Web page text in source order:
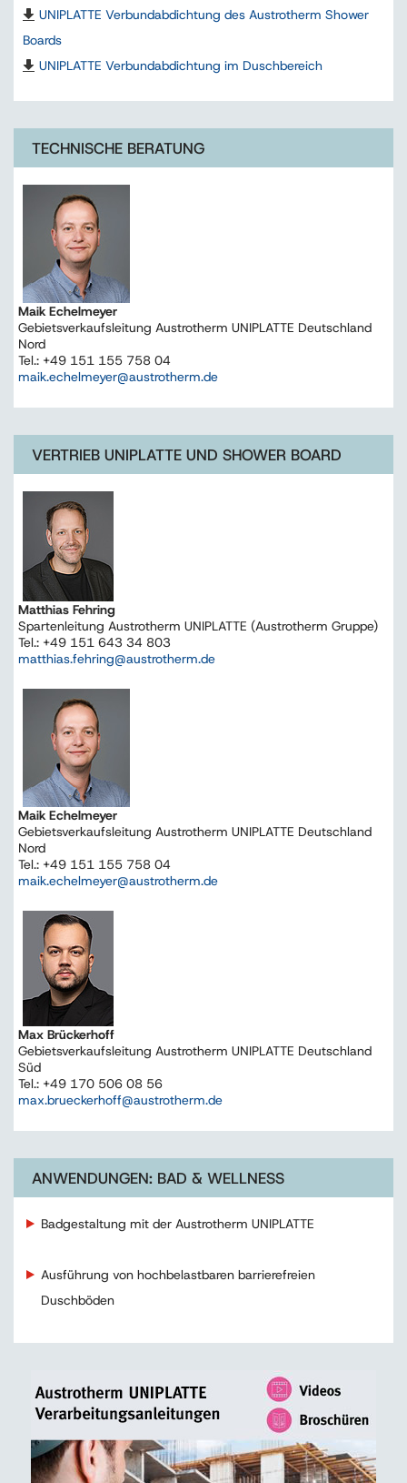
UNIPLATTE Verbundabdichtung des Austrotherm Shower
Boards
UNIPLATTE Verbundabdichtung im Duschbereich
TECHNISCHE BERATUNG
Maik Echelmeyer
Gebietsverkaufsleitung Austrotherm UNIPLATTE Deutschland
Nord
Tel.: +49 151 155 758 04
maik.echelmeyer@austrotherm.de
VERTRIEB UNIPLATTE UND SHOWER BOARD
Matthias Fehring
Spartenleitung Austrotherm UNIPLATTE (Austrotherm Gruppe)
Tel.: +49 151 643 34 803
matthias.fehring@austrotherm.de
Maik Echelmeyer
Gebietsverkaufsleitung Austrotherm UNIPLATTE Deutschland
Nord
Tel.: +49 151 155 758 04
maik.echelmeyer@austrotherm.de
Max Brückerhoff
Gebietsverkaufsleitung Austrotherm UNIPLATTE Deutschland
Süd
Tel.: +49 170 506 08 56
max.brueckerhoff@austrotherm.de
ANWENDUNGEN: BAD & WELLNESS
Badgestaltung mit der Austrotherm UNIPLATTE
Ausführung von hochbelastbaren barrierefreien
Duschböden